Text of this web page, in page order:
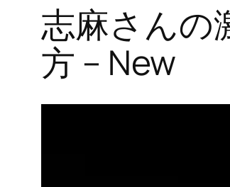
志麻さんの
方 – New